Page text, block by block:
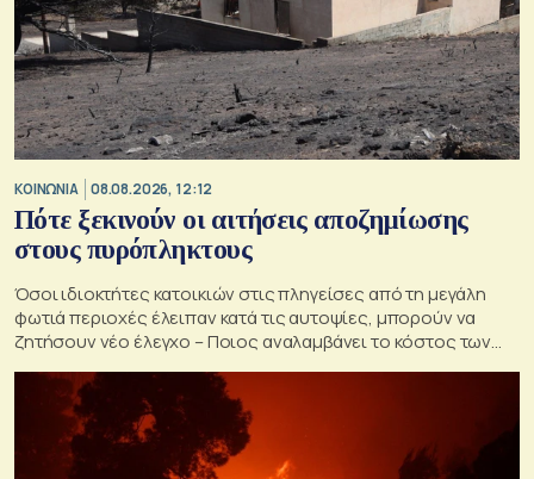
ΚΟΙΝΩΝΙΑ 08.08.2026, 12:12
Πότε ξεκινούν οι αιτήσεις αποζημίωσης
στους πυρόπληκτους
Όσοι ιδιοκτήτες κατοικιών στις πληγείσες από τη μεγάλη
φωτιά περιοχές έλειπαν κατά τις αυτοψίες, μπορούν να
ζητήσουν νέο έλεγχο – Ποιος αναλαμβάνει το κόστος των
ανακατασκευών και κατεδαφίσεων